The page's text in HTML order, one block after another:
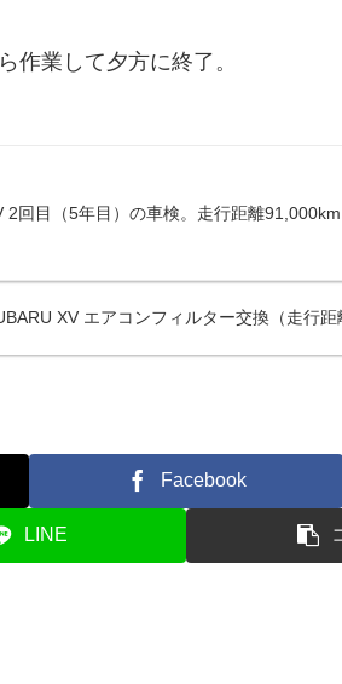
作業して夕方に終了。
2回目（5年目）の車検。走行距離91,000km
XV エアコンフィルター交換（走行
Facebook
LINE